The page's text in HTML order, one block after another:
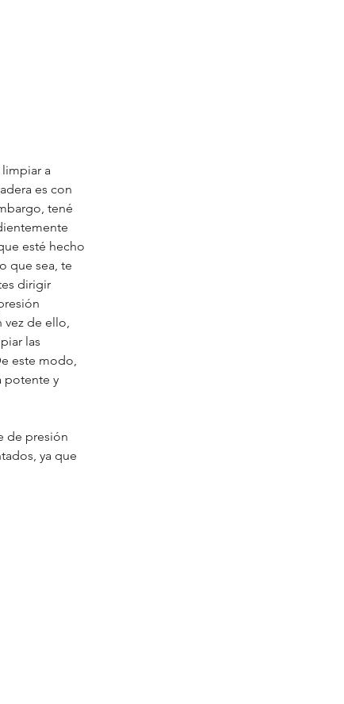
limpiar a
es con
tené
esté hecho
que sea, te
dirigir
vez de ello,
las
este modo,
potente y
de presión
ya que